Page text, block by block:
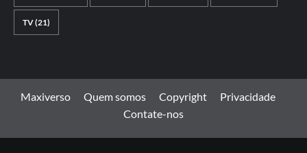
TV(21)
Maxiverso Quem somos Copyright
Privacidade
Contate-nos